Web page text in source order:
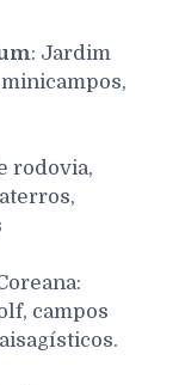
: Jardim
rodovia,
campos